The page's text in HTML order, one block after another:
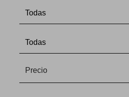
Todas
Todas
Precio